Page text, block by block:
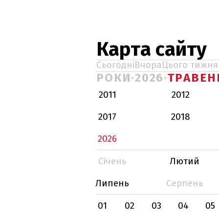
Карта сайту
СьогодніВчораЦього тижня
РОКИ 2026
2011
2012
2017
2018
2026
Січень
Лютий
Липень
Серпень
01
02 03 04 05